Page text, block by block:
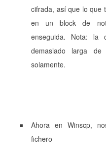
cifrada, así que lo que
en un block de
enseguida. Nota: la
demasiado larga de
solamente.
Ahora en Winscp,
fichero